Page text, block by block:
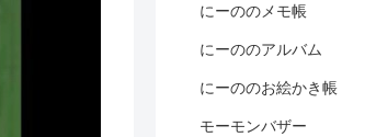
にーののメモ帳
にーののアルバム
にーののお絵かき帳
モーモンバザー